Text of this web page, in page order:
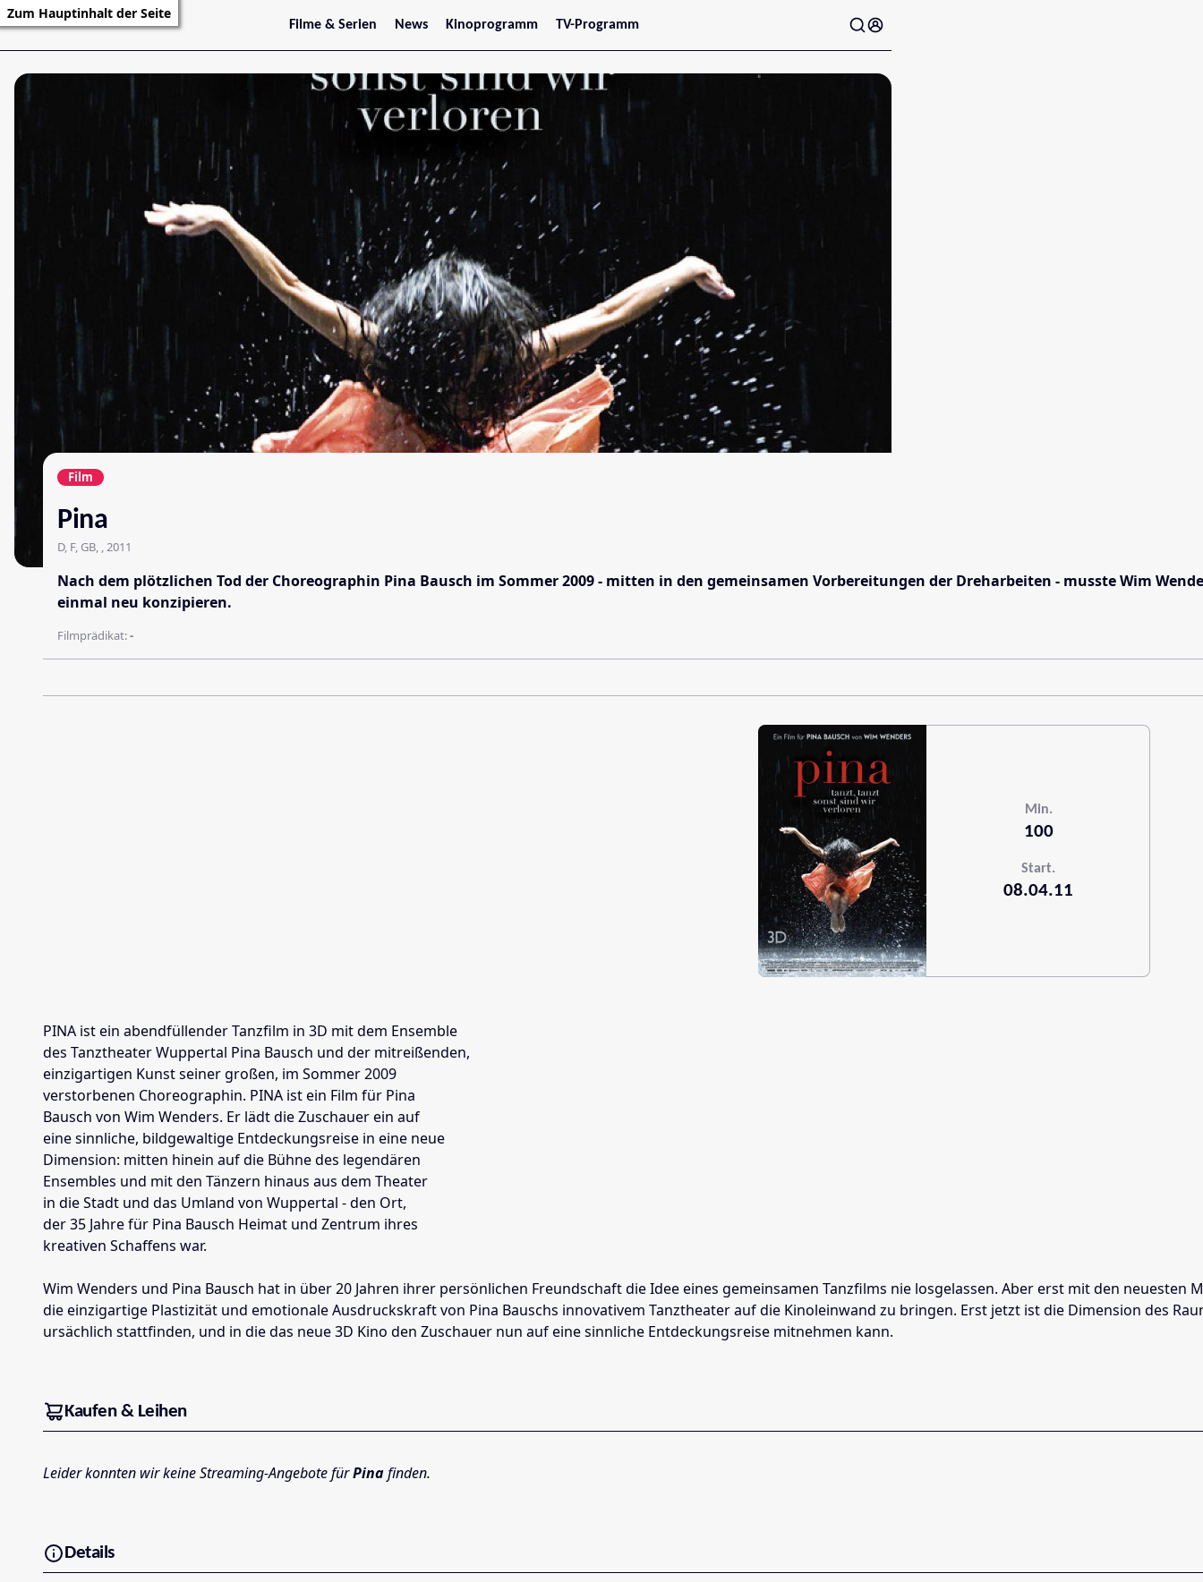
Zum Hauptinhalt der Seite
Filme & Serien
Trailer
Filmarchiv
Serienarchiv
News
Stars
Kinoprogramm
Jetzt im Kino
Wien
Oberösterreich
Burgenland
Kärnten
Salzburg
Tirol
Vorarlberg
TV-Programm
Film
Pina
D, F, GB, , 2011
Nach dem plötzlichen Tod der Choreographin Pina Bausch im Sommer 2009 - mitten in den gemeinsamen Vorbereitungen der Dreharbeiten - musste Wim
einmal neu konzipieren.
Filmprädikat:-
Min.
100
Start.
08.04.11
PINA ist ein abendfüllender Tanzfilm in 3D mit dem Ensemble
des Tanztheater Wuppertal Pina Bausch und der mitreißenden,
einzigartigen Kunst seiner großen, im Sommer 2009
verstorbenen Choreographin. PINA ist ein Film für Pina
Bausch von Wim Wenders. Er lädt die Zuschauer ein auf
eine sinnliche, bildgewaltige Entdeckungsreise in eine neue
Dimension: mitten hinein auf die Bühne des legendären
Ensembles und mit den Tänzern hinaus aus dem Theater
in die Stadt und das Umland von Wuppertal - den Ort,
der 35 Jahre für Pina Bausch Heimat und Zentrum ihres
kreativen Schaffens war.
Wim Wenders und Pina Bausch hat in über 20 Jahren ihrer persönlichen Freundschaft die Idee eines gemeinsamen Tanzfilms nie losgelassen. Aber erst mit den
die einzigartige Plastizität und emotionale Ausdruckskraft von Pina Bauschs innovativem Tanztheater auf die Kinoleinwand zu bringen. Erst jetzt ist die Dimension des
ursächlich stattfinden, und in die das neue 3D Kino den Zuschauer nun auf eine sinnliche Entdeckungsreise mitnehmen kann.
Kaufen & Leihen
Leider konnten wir keine Streaming-Angebote fürPinafinden.
Details